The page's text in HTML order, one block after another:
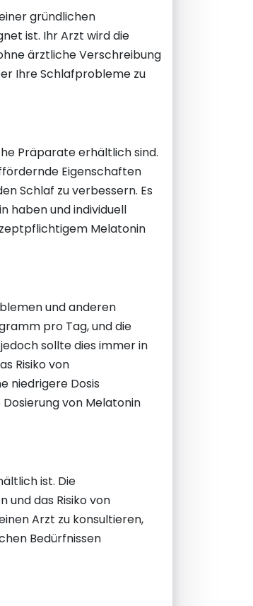
gründlichen
ist. Ihr Arzt wird die
ärztliche Verschreibung
Ihre Schlafprobleme zu
Präparate erhältlich sind.
Eigenschaften
Schlaf zu verbessern. Es
haben und individuell
Melatonin
und anderen
pro Tag, und die
sollte dies immer in
Risiko von
niedrigere Dosis
von Melatonin
ist. Die
und das Risiko von
Arzt zu konsultieren,
Bedürfnissen